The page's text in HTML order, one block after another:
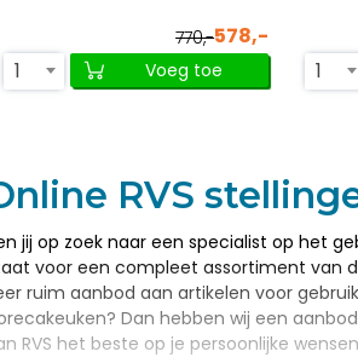
770,-578,-
1
Voeg toe
1
RVS
jij op zoek naar een specialist op het
voor een compleet assortiment van
ruim aanbod aan artikelen voor
Dan hebben wij een
RVS het beste op je persoonlijke